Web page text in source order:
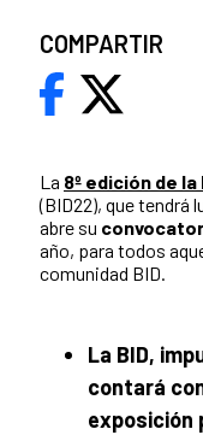
La 8º edición de
(BID22), que tendrá
abre su
año, para todos
comunidad BID.
La BID,
contará
exposición
COMPARTIR